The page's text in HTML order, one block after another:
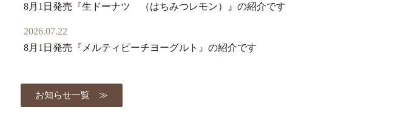
8月1日発売『生ドーナツ （はちみつレモン）』の紹介です
2026.07.22
8月1日発売『メルティピーチヨーグルト』の紹介です
お知らせ一覧 ≫